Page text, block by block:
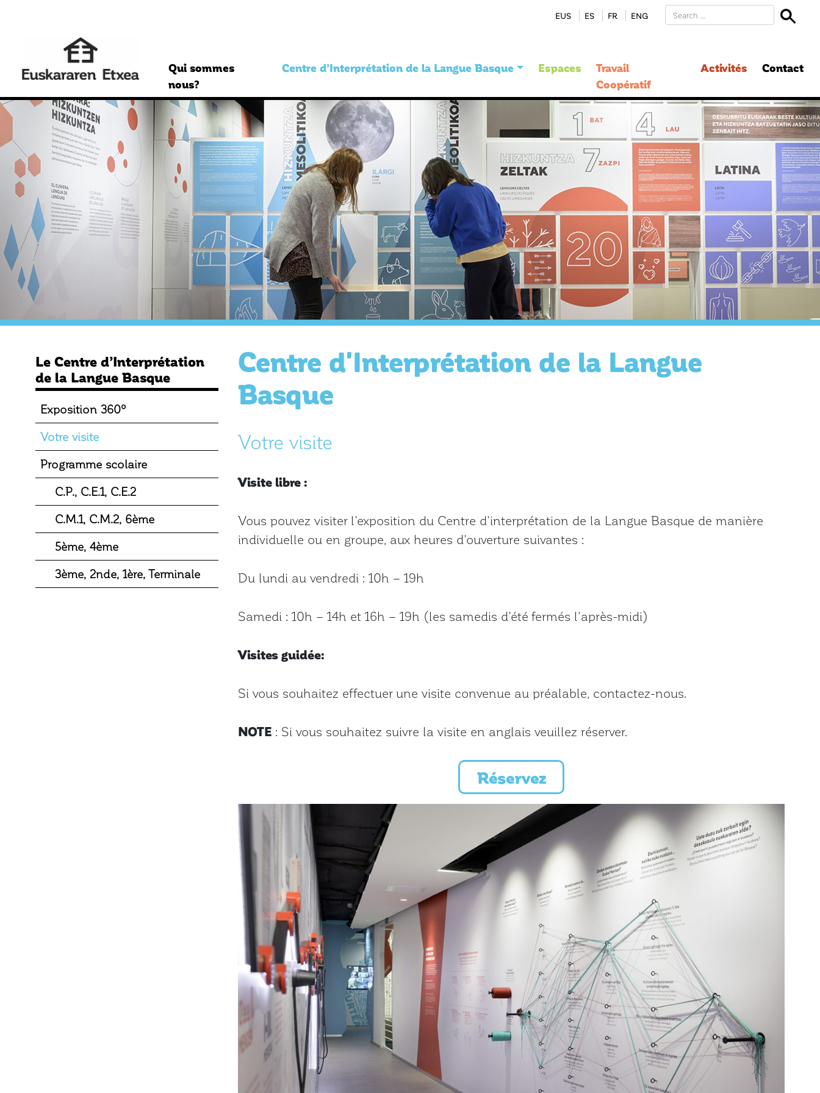
EUS ES FR ENG
Qui sommes
nous?
Centre d’Interprétation de la Langue Basque Espaces
Travail
Coopératif
Activités Contact
Le Centre d’Interprétation
de la Langue Basque
Exposition 360º
Votre visite
Programme scolaire
C.P., C.E.1, C.E.2
C.M.1, C.M.2, 6ème
5ème, 4ème
3ème, 2nde, 1ère, Terminale
Centre d'Interprétation de la Langue
Basque
Votre visite
Visite libre :
Vous pouvez visiter l’exposition du Centre d’interprétation de la Langue Basque de manière
individuelle ou en groupe, aux heures d’ouverture suivantes :
Du lundi au vendredi : 10h – 19h
Samedi : 10h – 14h et 16h – 19h (les samedis d’été fermés l’après-midi)
Visites guidée:
Si vous souhaitez effectuer une visite convenue au préalable, contactez-nous.
NOTE : Si vous souhaitez suivre la visite en anglais veuillez réserver.
Réservez